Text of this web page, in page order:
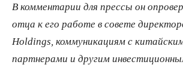
В комментарии для прессы он
отца к его работе в совете
Holdings, коммуникациям с
партнерами и другим